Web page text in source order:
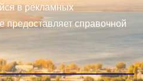
в рекламных
предоставляет справочной